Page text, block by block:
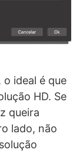
ideal é que
HD. Se
queira
lado, não